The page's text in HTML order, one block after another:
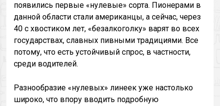
появились первые «нулевые» сорта. Пионерами в
данной области стали американцы, а сейчас, через
40 с хвостиком лет, «безалкоголку» варят во всех
государствах, славных пивными традициями. Все
потому, что есть устойчивый спрос, в частности,
среди водителей.
Разнообразие «нулевых» линеек уже настолько
широко, что впору вводить подробную